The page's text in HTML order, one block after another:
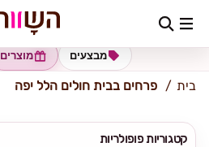
כתובת למשלוח הזינו כתובת
מוצרים מבצעים
בית פרחים בבית חולים הלל יפה
קטגוריות פופולריות